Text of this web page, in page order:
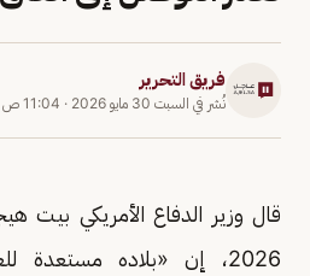
فريق التحرير
نُشر في السبت 30 مايو 2026 · 11:04 ص
2026، إن «بلاده مستعدة